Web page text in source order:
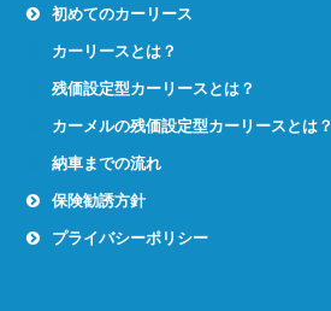
初めてのカーリース
カーリースとは？
残価設定型カーリースとは？
カーメルの残価設定型カーリースとは？
納車までの流れ
保険勧誘方針
プライバシーポリシー